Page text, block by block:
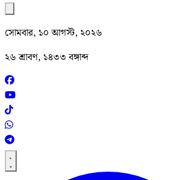
সোমবার, ১০ আগস্ট, ২০২৬
২৬ শ্রাবণ, ১৪৩৩ বঙ্গাব্দ